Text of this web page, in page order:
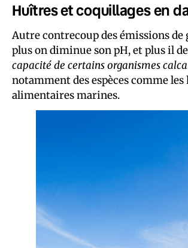
Huîtres et coquillages en
Autre contrecoup des émissions de
plus on diminue son pH, et plus il
capacité de certains organismes
notamment des espèces comme
alimentaires marines.